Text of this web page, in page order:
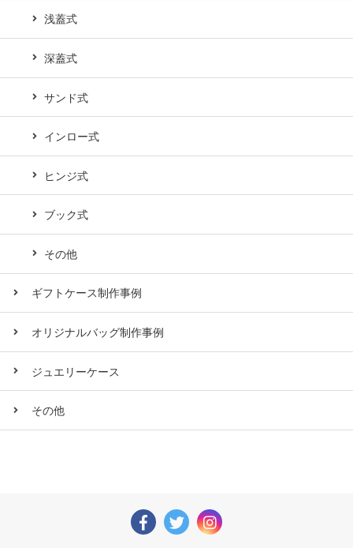
浅蓋式
深蓋式
サンド式
インロー式
ヒンジ式
ブック式
その他
ギフトケース制作事例
オリジナルバッグ制作事例
ジュエリーケース
その他